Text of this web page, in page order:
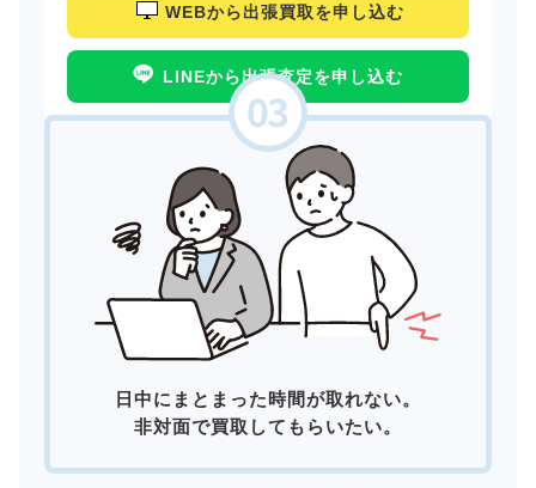
WEBから出張買取を申し込む
LINEから出張査定を申し込む
日中にまとまった時間が取れない。
非対面で買取してもらいたい。